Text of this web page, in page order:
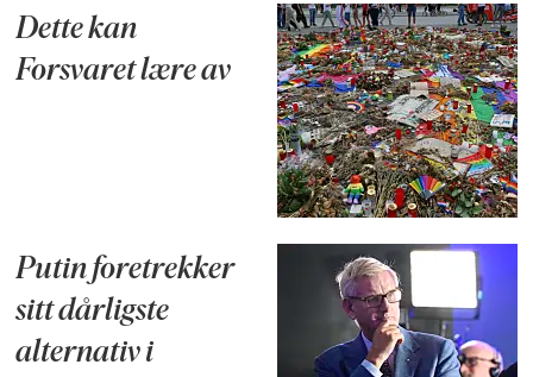
Dette kan
Forsvaret lære av
Putin foretrekker
sitt dårligste
alternativ i